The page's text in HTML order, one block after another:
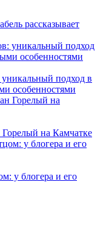
рассказывает
подход в
особенностями
Горелый на Камчатке
у блогера и его